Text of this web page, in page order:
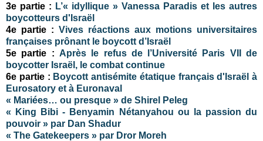
3e partie : L’« idyllique » Vanessa Paradis et les autres
boycotteurs d'Israël
4e partie : Vives réactions aux motions universitaires
françaises prônant le boycott d’Israël
5e partie : Après le refus de l’Université Paris VII de
boycotter Israël, le combat continue
6e partie : Boycott antisémite étatique français d'Israël à
Eurosatory et à Euronaval
« Mariées… ou presque » de Shirel Peleg
« King Bibi - Benyamin Nétanyahou ou la passion du
pouvoir » par Dan Shadur
« The Gatekeepers » par Dror Moreh